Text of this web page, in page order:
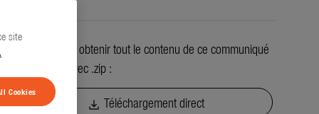
Vous pouvez obtenir tout le contenu de ce communiqué
de presse avec .zip :
download Téléchargement direct
site
Cookies